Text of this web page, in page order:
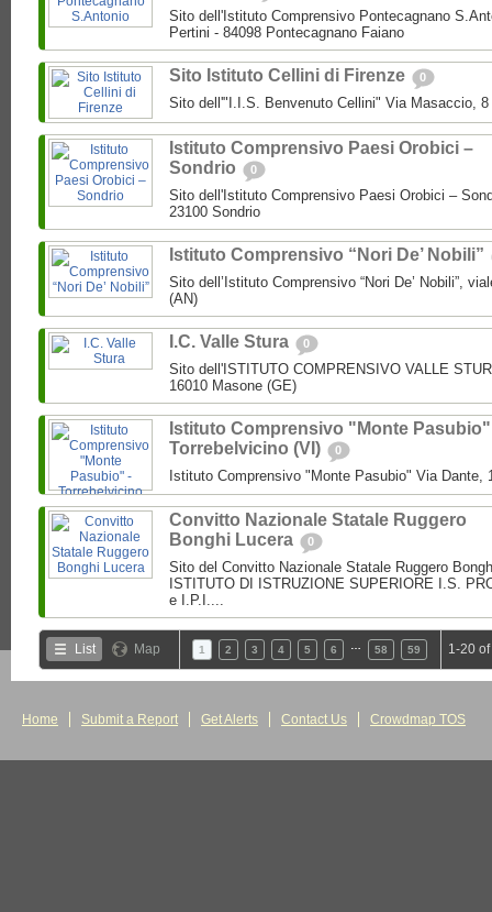
Sito dell'Istituto Comprensivo Pontecagnano
Pertini - 84098 Pontecagnano Faiano
Sito Istituto Cellini di Firenze 0
Sito dell'"I.I.S. Benvenuto Cellini" Via Masaccio, 8
Istituto Comprensivo Paesi Orobici –
Sondrio
0
Sito dell'Istituto Comprensivo Paesi Orobici –
23100 Sondrio
Istituto Comprensivo “Nori De’ Nobili”
Sito dell’Istituto Comprensivo “Nori De’ Nobili”,
(AN)
I.C. Valle Stura 0
Sito dell'ISTITUTO COMPRENSIVO VALLE
16010 Masone (GE)
Istituto Comprensivo "Monte
Torrebelvicino (VI)
0
Istituto Comprensivo "Monte Pasubio" Via Dante,
Convitto Nazionale Statale Ruggero
Bonghi Lucera
0
Sito del Convitto Nazionale Statale Ruggero
ISTITUTO DI ISTRUZIONE SUPERIORE I.S.
e I.P.I....
List Map 1 2 3 4 5 6 58 59 1-20
Home Submit a Report Get Alerts Contact Us Crowdmap TOS